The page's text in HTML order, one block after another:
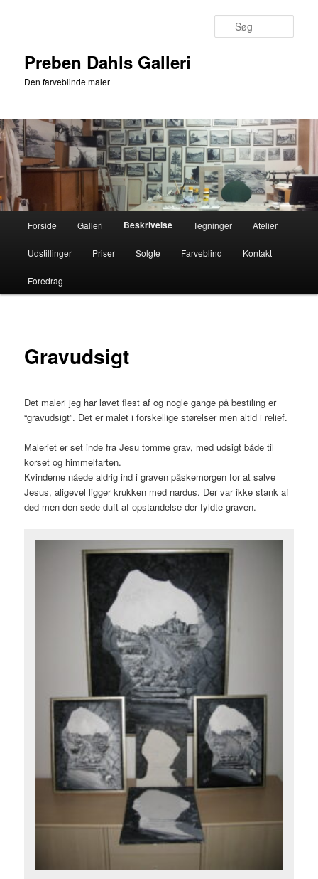
Preben Dahls Galleri
Den farveblinde maler
Forside Galleri Beskrivelse Tegninger Atelier
Udstillinger Priser Solgte Farveblind Kontakt
Foredrag
Gravudsigt
Det maleri jeg har lavet flest af og nogle gange på bestiling er
“gravudsigt”. Det er malet i forskellige størelser men altid i relief.
Maleriet er set inde fra Jesu tomme grav, med udsigt både til
korset og himmelfarten.
Kvinderne nåede aldrig ind i graven påskemorgen for at salve
Jesus, aligevel ligger krukken med nardus. Der var ikke stank af
død men den søde duft af opstandelse der fyldte graven.